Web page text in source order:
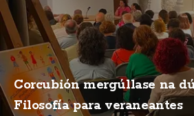
Corcubión mergúllase na
Filosofía para veraneantes